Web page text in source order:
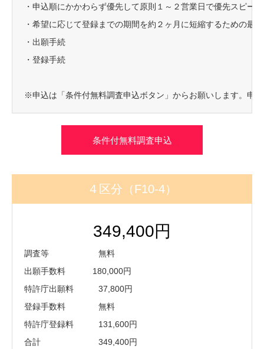
・申込順にかかわらず優先して原則１～２営業日で優先スピー
・希望に応じて登録までの期間を約２ヶ月に短縮するための最
・出願手続
・登録手続
※申込は「条件付無料調査申込ボタン」からお願いします。申
条件付無料調査申込
４区分（F10-4）
349,400円
調査等 無料
出願手数料 180,000円
特許庁出願料 37,800円
登録手数料 無料
特許庁登録料 131,600円
合計 349,400円